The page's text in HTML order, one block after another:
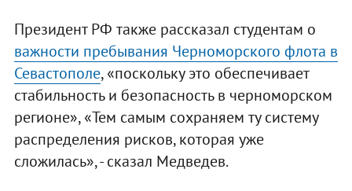
Президент РФ также рассказал студентам о
важности пребывания Черноморского флота в
Севастополе, «поскольку это обеспечивает
стабильность и безопасность в черноморском
регионе», «Тем самым сохраняем ту систему
распределения рисков, которая уже
сложилась», - сказал Медведев.